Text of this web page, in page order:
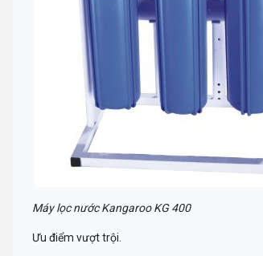
Máy lọc nước Kangaroo KG 400
Ưu điểm vượt trội.